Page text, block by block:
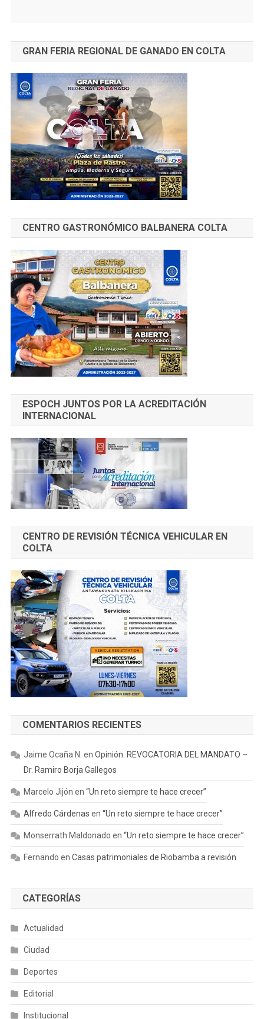
GRAN FERIA REGIONAL DE GANADO EN COLTA
CENTRO GASTRONÓMICO BALBANERA COLTA
ESPOCH JUNTOS POR LA ACREDITACIÓN
INTERNACIONAL
CENTRO DE REVISIÓN TÉCNICA VEHICULAR EN
COLTA
COMENTARIOS RECIENTES
Jaime Ocaña N. en Opinión. REVOCATORIA DEL MANDATO –
Dr. Ramiro Borja Gallegos
Marcelo Jijón en “Un reto siempre te hace crecer”
Alfredo Cárdenas en “Un reto siempre te hace crecer”
Monserrath Maldonado en “Un reto siempre te hace crecer”
Fernando en Casas patrimoniales de Riobamba a revisión
CATEGORÍAS
Actualidad
Ciudad
Deportes
Editorial
Institucional